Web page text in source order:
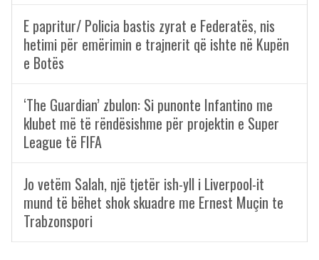
E papritur/ Policia bastis zyrat e Federatës, nis
hetimi për emërimin e trajnerit që ishte në Kupën
e Botës
‘The Guardian’ zbulon: Si punonte Infantino me
klubet më të rëndësishme për projektin e Super
League të FIFA
Jo vetëm Salah, një tjetër ish-yll i Liverpool-it
mund të bëhet shok skuadre me Ernest Muçin te
Trabzonspori